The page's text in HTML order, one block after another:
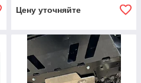
Цену уточняйте